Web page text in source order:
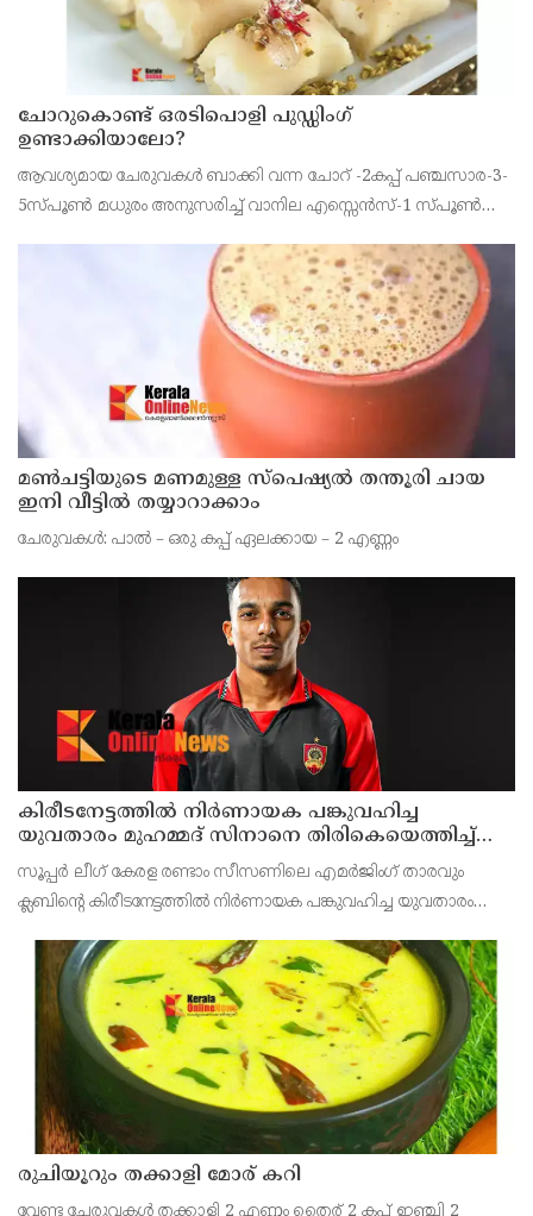
ചോറുകൊണ്ട് ഒരടിപൊളി പുഡ്ഡിംഗ്
ഉണ്ടാക്കിയാലോ?
ആവശ്യമായ ചേരുവകള്‍ ബാക്കി വന്ന ചോറ് -2കപ്പ് പഞ്ചസാര-3-
5സ്പൂണ്‍ മധുരം അനുസരിച്ച് വാനില എസ്സെന്‍സ്-1 സ്പൂണ്‍
മൺചട്ടിയുടെ മണമുള്ള സ്പെഷ്യൽ തന്തൂരി ചായ
ഇനി വീട്ടിൽ തയ്യാറാക്കാം
ചേരുവകള്‍: പാല്‍ – ഒരു കപ്പ് ഏലക്കായ – 2 എണ്ണം
കിരീടനേട്ടത്തില്‍ നിര്‍ണായക പങ്കുവഹിച്ച
യുവതാരം മുഹമ്മദ് സിനാനെ തിരികെയെത്തിച്ച്
കണ്ണൂര്‍ വാരിയേഴ്സ് എഫ്സി
സൂപ്പര്‍ ലീഗ് കേരള രണ്ടാം സീസണിലെ എമര്‍ജിംഗ് താരവും
ക്ലബിന്റെ കിരീടനേട്ടത്തില്‍ നിര്‍ണായക പങ്കുവഹിച്ച യുവതാരം
എഫ്സി. സൂപ്പര്‍ ലീഗ് കിരീട നേട്ടത്തി
രുചിയൂറും തക്കാളി മോര് കറി
വേണ്ട ചേരുവകൾ തക്കാളി 2 എണ്ണം തൈര് 2 കപ്പ് ഇഞ്ചി 2